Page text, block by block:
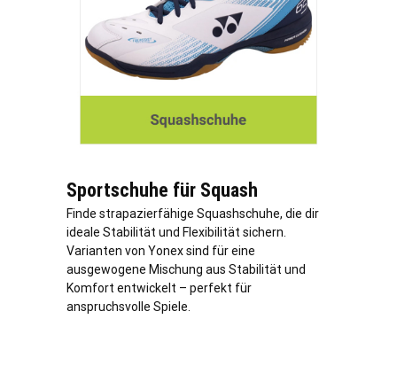
Sportschuhe für Squash
Finde strapazierfähige Squashschuhe, die dir
ideale Stabilität und Flexibilität sichern.
Varianten von Yonex sind für eine
ausgewogene Mischung aus Stabilität und
Komfort entwickelt – perfekt für
anspruchsvolle Spiele.